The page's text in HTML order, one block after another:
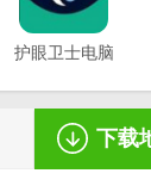
护眼卫士电脑
下载